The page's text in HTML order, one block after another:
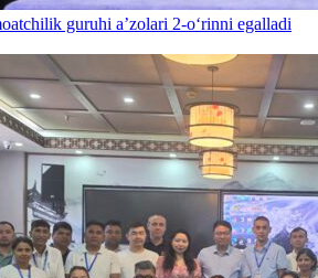
guruhi a’zolari 2-o‘rinni egalladi